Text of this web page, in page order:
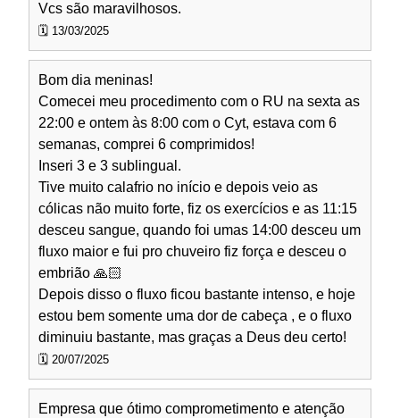
Vcs são maravilhosos.
🗓️ 13/03/2025
Bom dia meninas!
Comecei meu procedimento com o RU na sexta as
22:00 e ontem às 8:00 com o Cyt, estava com 6
semanas, comprei 6 comprimidos!
Inseri 3 e 3 sublingual.
Tive muito calafrio no início e depois veio as
cólicas não muito forte, fiz os exercícios e as 11:15
desceu sangue, quando foi umas 14:00 desceu um
fluxo maior e fui pro chuveiro fiz força e desceu o
embrião 🙏🏻
Depois disso o fluxo ficou bastante intenso, e hoje
estou bem somente uma dor de cabeça , e o fluxo
diminuiu bastante, mas graças a Deus deu certo!
🗓️ 20/07/2025
Empresa que ótimo comprometimento e atenção